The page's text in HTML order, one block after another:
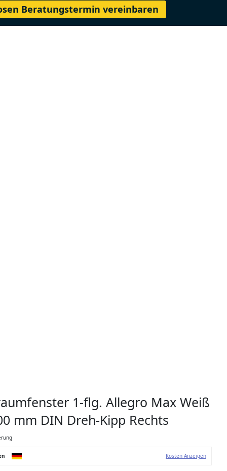
Beratungstermin vereinbaren
1-flg. Allegro Max Weiß
mm DIN Dreh-Kipp Rechts
Kosten Anzeigen